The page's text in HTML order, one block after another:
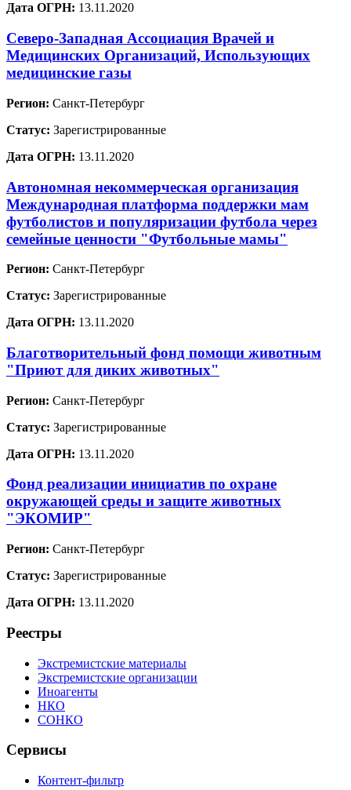
Дата ОГРН: 13.11.2020
Северо-Западная Ассоциация Врачей и
Медицинских Организаций, Использующих
медицинские газы
Регион: Санкт-Петербург
Статус: Зарегистрированные
Дата ОГРН: 13.11.2020
Автономная некоммерческая организация
Международная платформа поддержки мам
футболистов и популяризации футбола через
семейные ценности "Футбольные мамы"
Регион: Санкт-Петербург
Статус: Зарегистрированные
Дата ОГРН: 13.11.2020
Благотворительный фонд помощи животным
"Приют для диких животных"
Регион: Санкт-Петербург
Статус: Зарегистрированные
Дата ОГРН: 13.11.2020
Фонд реализации инициатив по охране
окружающей среды и защите животных
"ЭКОМИР"
Регион: Санкт-Петербург
Статус: Зарегистрированные
Дата ОГРН: 13.11.2020
Реестры
Экстремистские материалы
Экстремистские организации
Иноагенты
НКО
СОНКО
Сервисы
Контент-фильтр